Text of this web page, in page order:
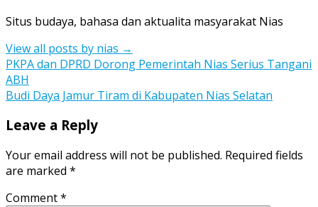
Situs budaya, bahasa dan aktualita masyarakat Nias
View all posts by nias →
Post
navigation
PKPA dan DPRD Dorong Pemerintah Nias Serius Tangani
ABH
Budi Daya Jamur Tiram di Kabupaten Nias Selatan
Leave a Reply
Your email address will not be published. Required fields
are marked *
Comment*